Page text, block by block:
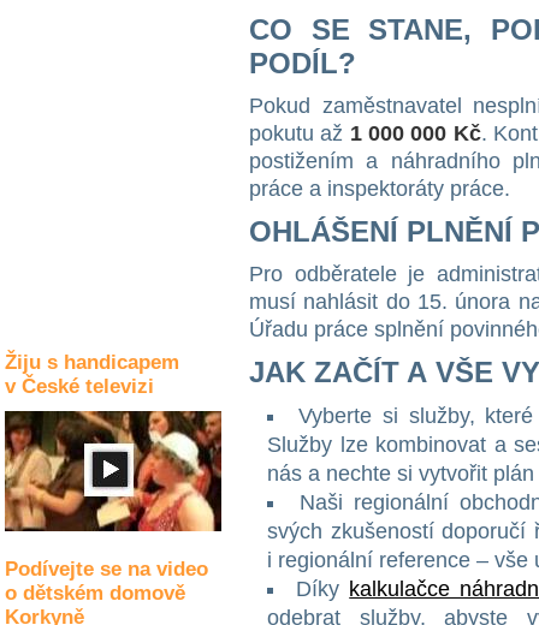
Žiju s handicapem
v České televizi
Podívejte se na video
o dětském domově
Korkyně
CO SE STANE,
PODÍL?
Pokud zaměstnavatel
pokutu až 1 000 000 Kč.
postižením a náhradního
práce a inspektoráty práce.
OHLÁŠENÍ PLNĚNÍ
Pro odběratele je
musí nahlásit do 15. února
Úřadu práce splnění
JAK ZAČÍT A VŠE
Vyberte si služby,
Služby lze kombinovat a
nás a nechte si vytvořit
Naši regionální
svých zkušeností
i regionální reference – vše
Díky kalkulačce
odebrat služby, abyste